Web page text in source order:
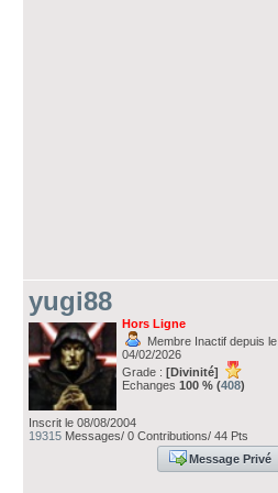
yugi88
Hors Ligne
Membre Inactif depuis le
04/02/2026
Grade : [Divinité]
Echanges 100 % (408)
Inscrit le 08/08/2004
19315 Messages/ 0 Contributions/ 44 Pts
Message Privé